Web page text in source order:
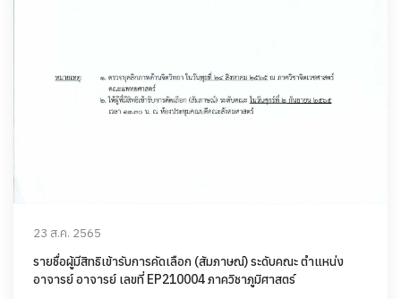
23 ส.ค. 2565
รายชื่อผู้มีสิทธิเข้ารับการคัดเลือก (สัมภาษณ์) ระดับคณะ ตำแหน่ง
อาจารย์ อาจารย์ เลขที่ EP210004 ภาควิชาภูมิศาสตร์